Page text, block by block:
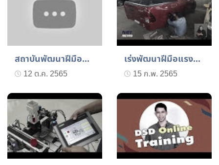
สถาบันพัฒนาฝีมือแรรงาน 2...
12 ต.ค. 2565
เร่งพัฒนาฝีมือแรงงานไทยไ...
15 ก.พ. 2565